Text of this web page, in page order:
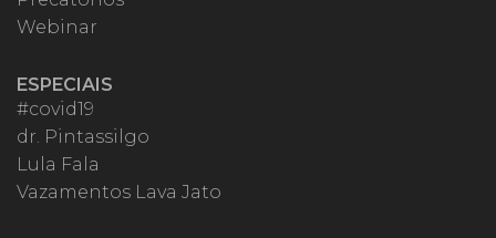
Webinar
ESPECIAIS
#covid19
dr. Pintassilgo
Lula Fala
Vazamentos Lava Jato